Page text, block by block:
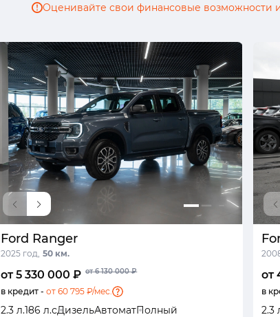
Оценивайте свои финансовые возможности
Ford Ranger
2025 год, 50 км.
от 5 330 000 ₽ от 6 130 000 ₽
в кредит - от 60 795 ₽/мес.
2.3 л.186 л.сДизельАвтоматПолный
от
в
2.3